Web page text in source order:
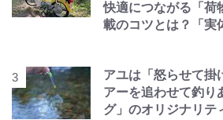
快適につながる「荷
載のコツとは？「実
アユは「怒らせて掛
アーを追わせて釣り
グ」のオリジナリテ